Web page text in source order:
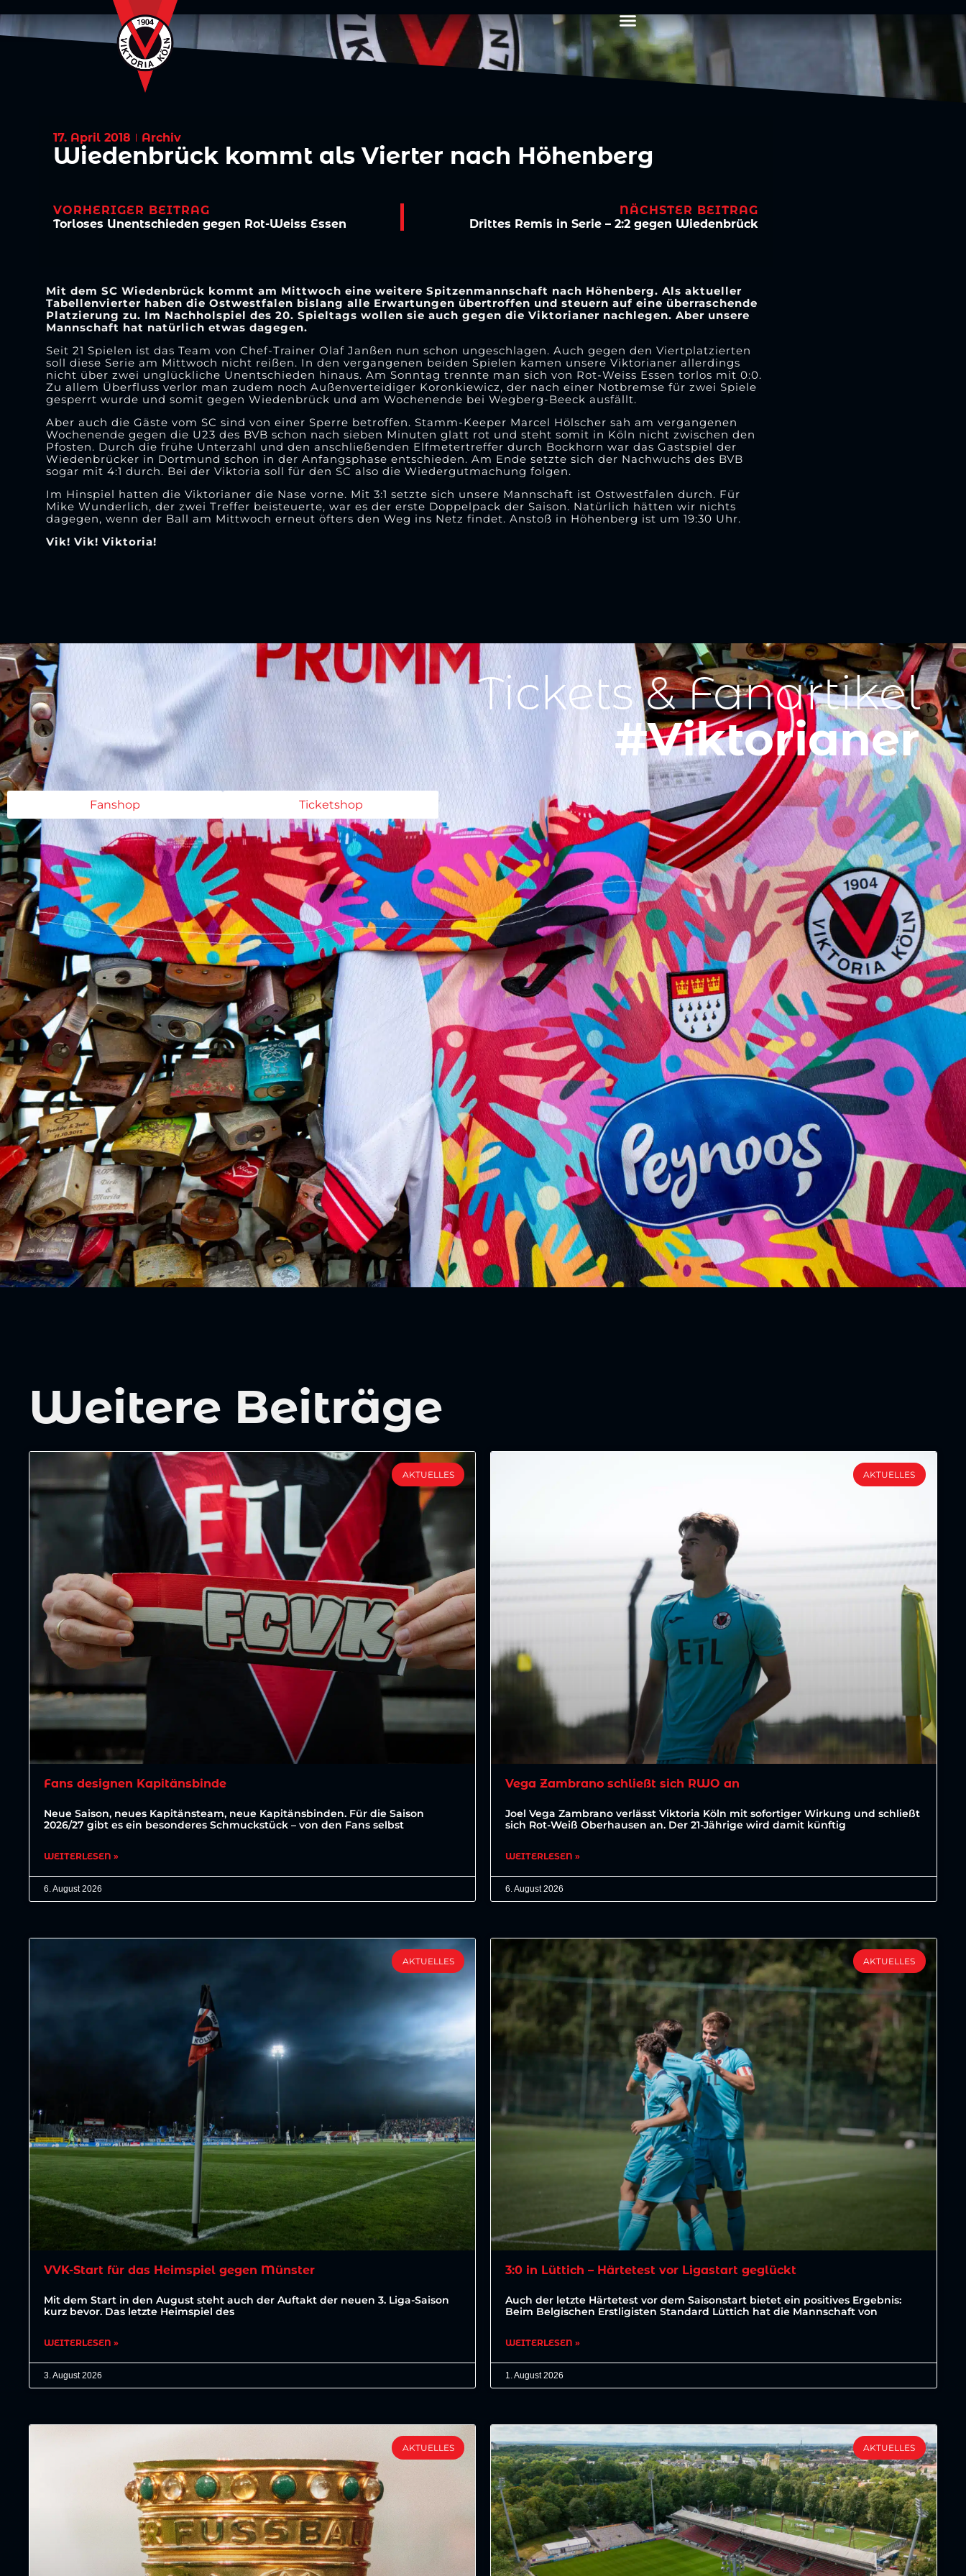
17. April 2018 Archiv
Wiedenbrück kommt als Vierter nach Höhenberg
VORHERIGER BEITRAG
Torloses Unentschieden gegen Rot-Weiss Essen
NÄCHSTER BEITRAG
Drittes Remis in Serie – 2:2 gegen Wiedenbrück
Mit dem SC Wiedenbrück kommt am Mittwoch eine weitere Spitzenmannschaft nach Höhenberg. Als aktueller
Tabellenvierter haben die Ostwestfalen bislang alle Erwartungen übertroffen und steuern auf eine überraschende
Platzierung zu. Im Nachholspiel des 20. Spieltags wollen sie auch gegen die Viktorianer nachlegen. Aber unsere
Mannschaft hat natürlich etwas dagegen.
Seit 21 Spielen ist das Team von Chef-Trainer Olaf Janßen nun schon ungeschlagen. Auch gegen den Viertplatzierten
soll diese Serie am Mittwoch nicht reißen. In den vergangenen beiden Spielen kamen unsere Viktorianer allerdings
nicht über zwei unglückliche Unentschieden hinaus. Am Sonntag trennte man sich von Rot-Weiss Essen torlos mit 0:0.
Zu allem Überfluss verlor man zudem noch Außenverteidiger Koronkiewicz, der nach einer Notbremse für zwei Spiele
gesperrt wurde und somit gegen Wiedenbrück und am Wochenende bei Wegberg-Beeck ausfällt.
Aber auch die Gäste vom SC sind von einer Sperre betroffen. Stamm-Keeper Marcel Hölscher sah am vergangenen
Wochenende gegen die U23 des BVB schon nach sieben Minuten glatt rot und steht somit in Köln nicht zwischen den
Pfosten. Durch die frühe Unterzahl und den anschließenden Elfmetertreffer durch Bockhorn war das Gastspiel der
Wiedenbrücker in Dortmund schon in der Anfangsphase entschieden. Am Ende setzte sich der Nachwuchs des BVB
sogar mit 4:1 durch. Bei der Viktoria soll für den SC also die Wiedergutmachung folgen.
Im Hinspiel hatten die Viktorianer die Nase vorne. Mit 3:1 setzte sich unsere Mannschaft ist Ostwestfalen durch. Für
Mike Wunderlich, der zwei Treffer beisteuerte, war es der erste Doppelpack der Saison. Natürlich hätten wir nichts
dagegen, wenn der Ball am Mittwoch erneut öfters den Weg ins Netz findet. Anstoß in Höhenberg ist um 19:30 Uhr.
Vik! Vik! Viktoria!
Tickets & Fanartikel
#Viktorianer
Fanshop Ticketshop
Weitere Beiträge
AKTUELLES
Fans designen Kapitänsbinde
Neue Saison, neues Kapitänsteam, neue Kapitänsbinden. Für die Saison
2026/27 gibt es ein besonderes Schmuckstück – von den Fans selbst
WEITERLESEN »
6. August 2026
AKTUELLES
Vega Zambrano schließt sich RWO an
Joel Vega Zambrano verlässt Viktoria Köln mit sofortiger Wirkung und schließt
sich Rot-Weiß Oberhausen an. Der 21-Jährige wird damit künftig
WEITERLESEN »
6. August 2026
AKTUELLES
VVK-Start für das Heimspiel gegen Münster
Mit dem Start in den August steht auch der Auftakt der neuen 3. Liga-Saison
kurz bevor. Das letzte Heimspiel des
WEITERLESEN »
3. August 2026
AKTUELLES
3:0 in Lüttich – Härtetest vor Ligastart geglückt
Auch der letzte Härtetest vor dem Saisonstart bietet ein positives Ergebnis:
Beim Belgischen Erstligisten Standard Lüttich hat die Mannschaft von
WEITERLESEN »
1. August 2026
AKTUELLES AKTUELLES